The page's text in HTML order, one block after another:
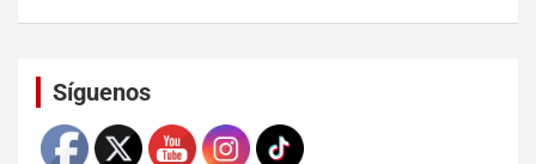
Síguenos